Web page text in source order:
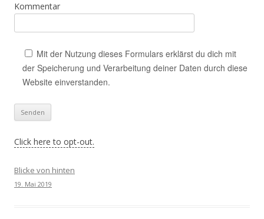
Kommentar
Mit der Nutzung dieses Formulars erklärst du dich mit
der Speicherung und Verarbeitung deiner Daten durch diese
Website einverstanden.
Click here to opt-out.
Blicke von hinten
19. Mai 2019